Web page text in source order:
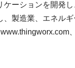
ーションを開発
製造業、エネル